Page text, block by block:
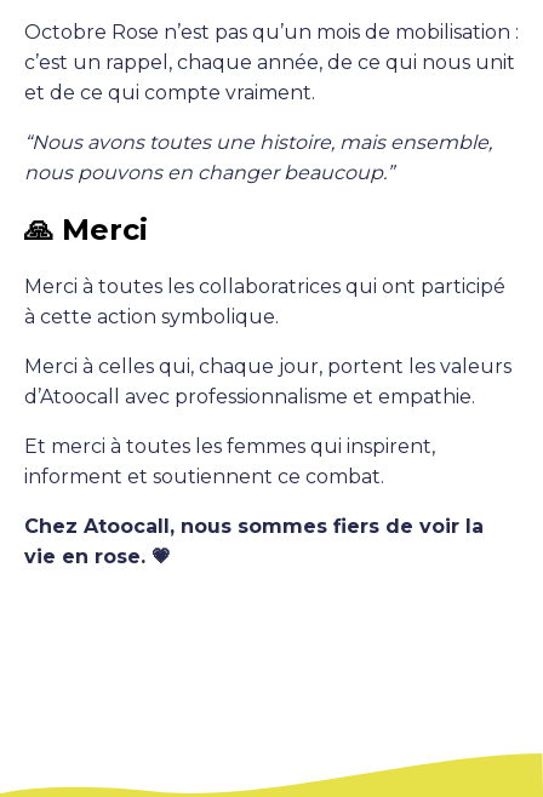
Octobre Rose n’est pas qu’un mois de mobilisation :
c’est un rappel, chaque année, de ce qui nous unit
et de ce qui compte vraiment.
“Nous avons toutes une histoire, mais ensemble,
nous pouvons en changer beaucoup.”
🙏 Merci
Merci à toutes les collaboratrices qui ont participé
à cette action symbolique.
Merci à celles qui, chaque jour, portent les valeurs
d’Atoocall avec professionnalisme et empathie.
Et merci à toutes les femmes qui inspirent,
informent et soutiennent ce combat.
Chez Atoocall, nous sommes fiers de voir la
vie en rose. 💗